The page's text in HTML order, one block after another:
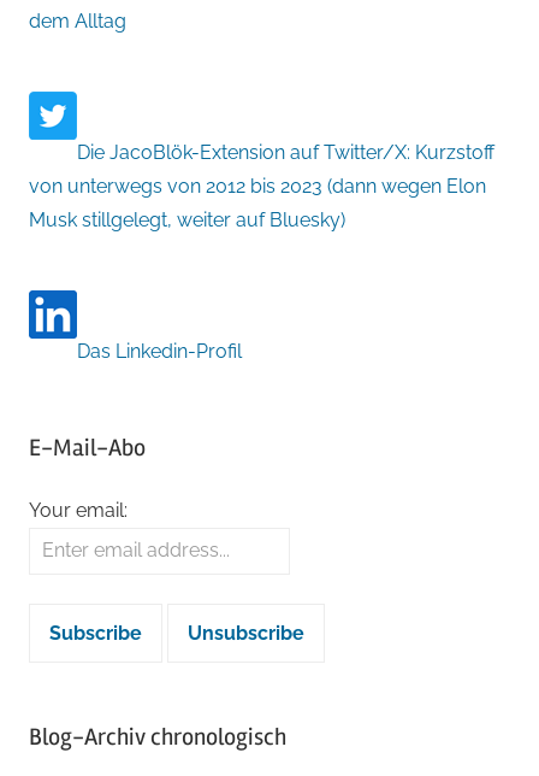
dem Alltag
Die JacoBlök-Extension auf Twitter/X: Kurzstoff
von unterwegs von 2012 bis 2023 (dann wegen Elon
Musk stillgelegt, weiter auf Bluesky)
Das Linkedin-Profil
E-Mail-Abo
Your email:
Blog-Archiv chronologisch